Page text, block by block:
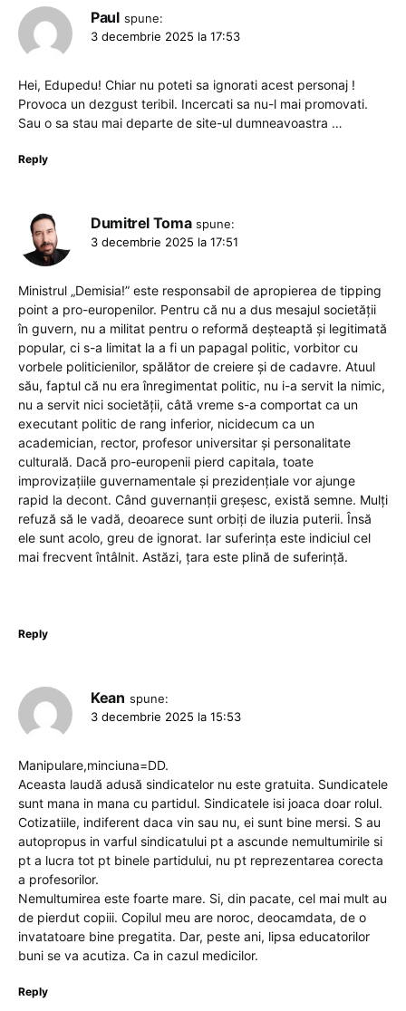
Paul spune:
3 decembrie 2025 la 17:53
Hei, Edupedu! Chiar nu poteti sa ignorati acest personaj !
Provoca un dezgust teribil. Incercati sa nu-l mai promovati.
Sau o sa stau mai departe de site-ul dumneavoastra …
Reply
Dumitrel Toma spune:
3 decembrie 2025 la 17:51
Ministrul „Demisia!” este responsabil de apropierea de tipping
point a pro-europenilor. Pentru că nu a dus mesajul societății
în guvern, nu a militat pentru o reformă deșteaptă și legitimată
popular, ci s-a limitat la a fi un papagal politic, vorbitor cu
vorbele politicienilor, spălător de creiere și de cadavre. Atuul
său, faptul că nu era înregimentat politic, nu i-a servit la nimic,
nu a servit nici societății, câtă vreme s-a comportat ca un
executant politic de rang inferior, nicidecum ca un
academician, rector, profesor universitar și personalitate
culturală. Dacă pro-europenii pierd capitala, toate
improvizațiile guvernamentale și prezidențiale vor ajunge
rapid la decont. Când guvernanții greșesc, există semne. Mulți
refuză să le vadă, deoarece sunt orbiți de iluzia puterii. Însă
ele sunt acolo, greu de ignorat. Iar suferința este indiciul cel
mai frecvent întâlnit. Astăzi, țara este plină de suferință.
Reply
Kean spune:
3 decembrie 2025 la 15:53
Manipulare,minciuna=DD.
Aceasta laudă adusă sindicatelor nu este gratuita. Sundicatele
sunt mana in mana cu partidul. Sindicatele isi joaca doar rolul.
Cotizatiile, indiferent daca vin sau nu, ei sunt bine mersi. S au
autopropus in varful sindicatului pt a ascunde nemultumirile si
pt a lucra tot pt binele partidului, nu pt reprezentarea corecta
a profesorilor.
Nemultumirea este foarte mare. Si, din pacate, cel mai mult au
de pierdut copiii. Copilul meu are noroc, deocamdata, de o
invatatoare bine pregatita. Dar, peste ani, lipsa educatorilor
buni se va acutiza. Ca in cazul medicilor.
Reply